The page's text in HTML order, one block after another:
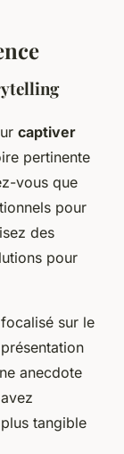
captiver
pertinente
vous que
pour
des
pour
sur le
anecdote
tangible